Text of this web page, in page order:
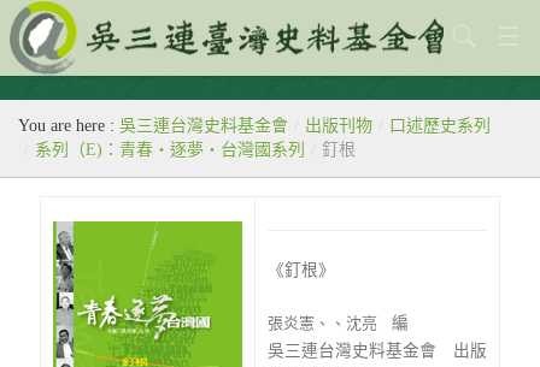
關於本會
歷史教室
出版刊物
歷年活動
館藏查詢
You are here : 吳三連台灣史料基金會 / 出版刊物 / 口述歷史系列
/ 系列（E)：青春‧逐夢‧台灣國系列 / 釘根
《釘根》
張炎憲、、沈亮 編
吳三連台灣史料基金會 出版